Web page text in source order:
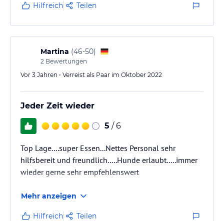
Hilfreich Teilen
Martina (46-50)
2 Bewertungen
Vor 3 Jahren • Verreist als Paar im Oktober 2022
Jeder Zeit wieder
5 / 6
Top Lage....super Essen...Nettes Personal sehr
hilfsbereit und freundlich.....Hunde erlaubt.....immer
wieder gerne sehr empfehlenswert
Mehr anzeigen
Hilfreich Teilen